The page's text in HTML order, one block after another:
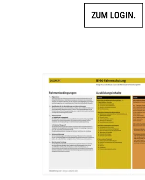
ZUM LOGIN.